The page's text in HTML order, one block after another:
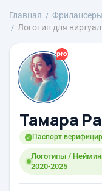
Главная Фрилансеры
Логотип для
Тамара
Паспорт
Логотипы /
2020-2025